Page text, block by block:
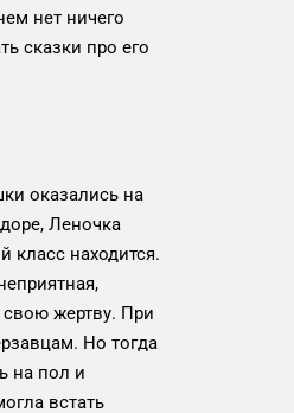
нет ничего
сказки про его
оказались на
Леночка
класс находится.
свою жертву. При
Но тогда
на пол и
встать